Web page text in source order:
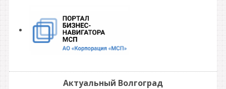
Актуальный Волгоград